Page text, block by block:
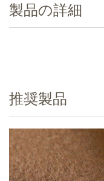
製品の詳細
推奨製品